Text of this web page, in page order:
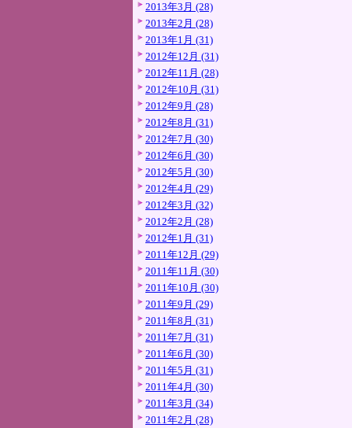
2013年3月 (28)
2013年2月 (28)
2013年1月 (31)
2012年12月 (31)
2012年11月 (28)
2012年10月 (31)
2012年9月 (28)
2012年8月 (31)
2012年7月 (30)
2012年6月 (30)
2012年5月 (30)
2012年4月 (29)
2012年3月 (32)
2012年2月 (28)
2012年1月 (31)
2011年12月 (29)
2011年11月 (30)
2011年10月 (30)
2011年9月 (29)
2011年8月 (31)
2011年7月 (31)
2011年6月 (30)
2011年5月 (31)
2011年4月 (30)
2011年3月 (34)
2011年2月 (28)